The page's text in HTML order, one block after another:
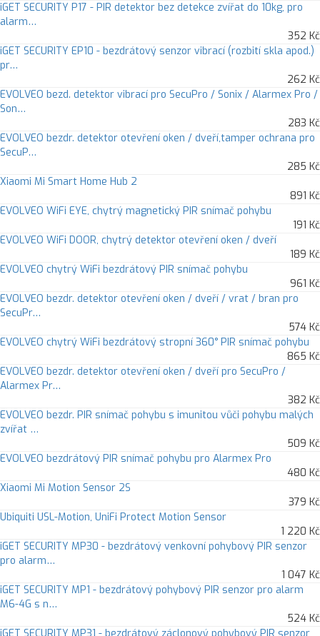
iGET SECURITY P17 - PIR detektor bez detekce zvířat do 10kg, pro
alarm…
352 Kč
iGET SECURITY EP10 - bezdrátový senzor vibrací (rozbití skla apod.)
pr…
262 Kč
EVOLVEO bezd. detektor vibrací pro SecuPro / Sonix / Alarmex Pro /
Son…
283 Kč
EVOLVEO bezdr. detektor otevření oken / dveří,tamper ochrana pro
SecuP…
285 Kč
Xiaomi Mi Smart Home Hub 2
891 Kč
EVOLVEO WiFi EYE, chytrý magnetický PIR snímač pohybu
191 Kč
EVOLVEO WiFi DOOR, chytrý detektor otevření oken / dveří
189 Kč
EVOLVEO chytrý WiFi bezdrátový PIR snímač pohybu
961 Kč
EVOLVEO bezdr. detektor otevření oken / dveří / vrat / bran pro
SecuPr…
574 Kč
EVOLVEO chytrý WiFi bezdrátový stropní 360° PIR snímač pohybu
865 Kč
EVOLVEO bezdr. detektor otevření oken / dveří pro SecuPro /
Alarmex Pr…
382 Kč
EVOLVEO bezdr. PIR snímač pohybu s imunitou vůči pohybu malých
zvířat …
509 Kč
EVOLVEO bezdrátový PIR snímač pohybu pro Alarmex Pro
480 Kč
Xiaomi Mi Motion Sensor 2S
379 Kč
Ubiquiti USL-Motion, UniFi Protect Motion Sensor
1 220 Kč
iGET SECURITY MP30 - bezdrátový venkovní pohybový PIR senzor
pro alarm…
1 047 Kč
iGET SECURITY MP1 - bezdrátový pohybový PIR senzor pro alarm
M6-4G s n…
524 Kč